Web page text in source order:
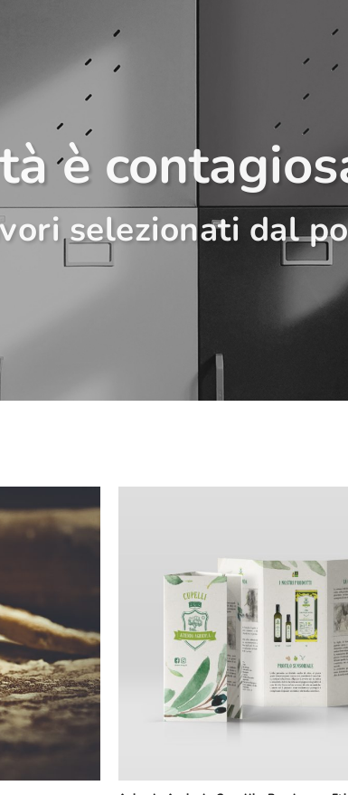
è
selezionati dal